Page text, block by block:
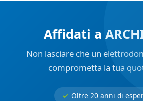
Affidati a
Non lasciare che un
comprometta la tua
Oltre 20 anni di